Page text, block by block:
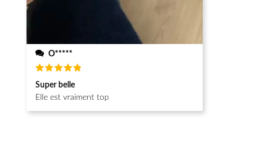
O*****
Note
5
sur 5
Super belle
Elle est vraiment top